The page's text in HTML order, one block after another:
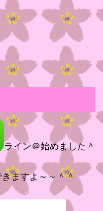
ライン＠始めました＾
ますよ～～＾＾